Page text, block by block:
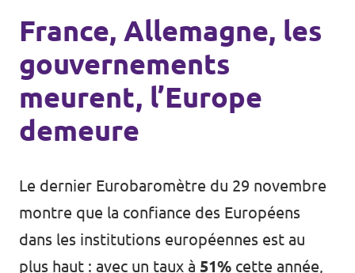
Nos élections
Carte des régions
Nos régions et villes
Volt Strasbourg
Politiques
À propos de Volt
Actualités
Agenda
France, Allemagne, les
gouvernements
meurent, l’Europe
demeure
Le dernier Eurobaromètre du 29 novembre
montre que la confiance des Européens
dans les institutions européennes est au
plus haut : avec un taux à 51% cette année,